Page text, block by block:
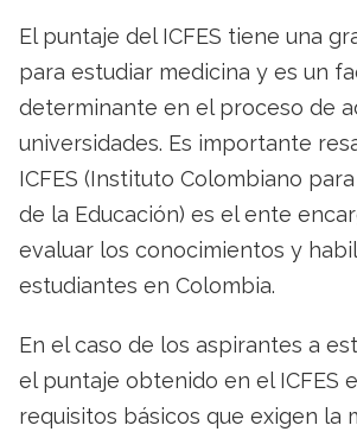
El puntaje del ICFES tiene una
para estudiar medicina y es un
determinante en el proceso de
universidades. Es importante
ICFES (Instituto Colombiano
de la Educación) es el ente
evaluar los conocimientos y
estudiantes en Colombia.
En el caso de los aspirantes a
el puntaje obtenido en el ICFES
requisitos básicos que exigen la